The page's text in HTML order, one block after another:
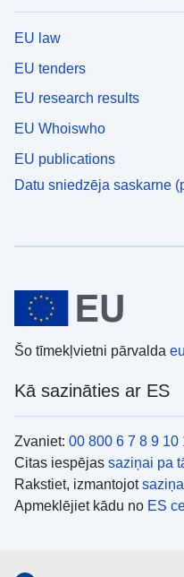
EU law
EU tenders
EU research results
EU Whoiswho
EU publications
Datu sniedzēja saskarne
Šo tīmekļvietni pārvalda
Kā sazināties ar ES
Zvaniet: 00 800 6 7 8 9 10
Citas iespējas saziņai pa
Rakstiet, izmantojot
Apmeklējiet kādu no ES